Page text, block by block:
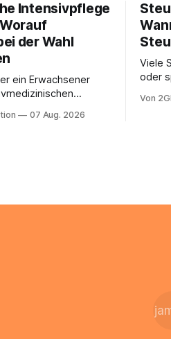
Intensivpflege
der Wahl
ein Erwachsener
pflegerische
genau diese
07 Aug. 2026
Viele
oder
sich
zahlt
Von